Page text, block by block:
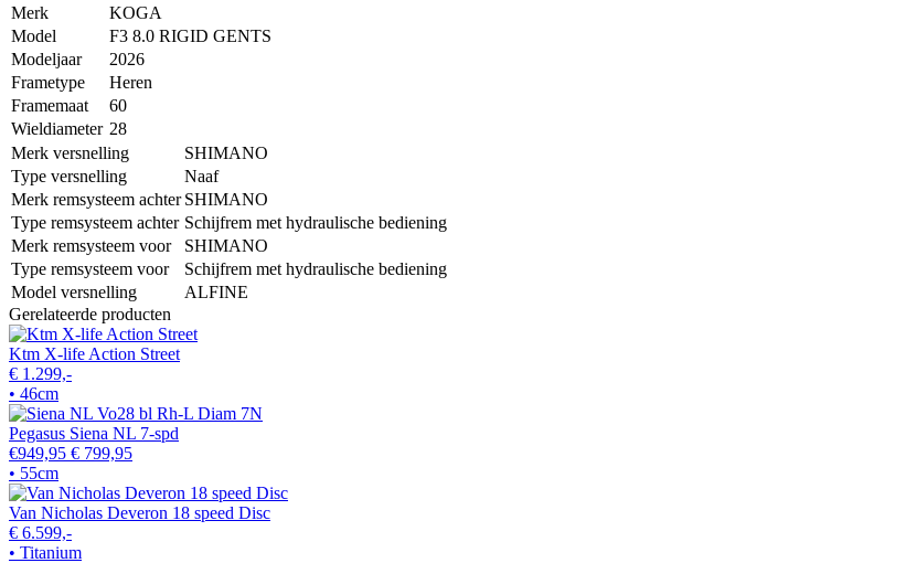
Merk
KOGA
Model
F3 8.0 RIGID GENTS
Modeljaar
2026
Frametype
Heren
Framemaat
60
Wieldiameter 28
Merk versnelling
SHIMANO
Type versnelling
Naaf
Merk remsysteem achter SHIMANO
Type remsysteem achter Schijfrem met hydraulische bediening
Merk remsysteem voor
SHIMANO
Type remsysteem voor
Schijfrem met hydraulische bediening
Model versnelling
ALFINE
Gerelateerde producten
Ktm X-life Action Street
€ 1.299,-
• 46cm
Pegasus Siena NL 7-spd
€949,95 € 799,95
• 55cm
Van Nicholas Deveron 18 speed Disc
€ 6.599,-
• Titanium